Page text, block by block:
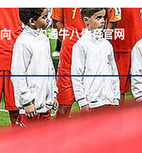
沟通⽜⼋体育官网